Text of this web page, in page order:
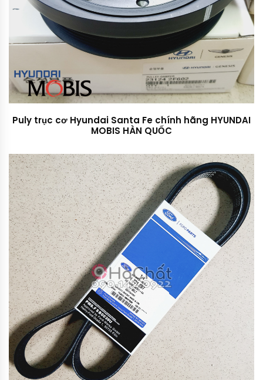
Puly trục cơ Hyundai Santa Fe chính hãng HYUNDAI
MOBIS HÀN QUỐC